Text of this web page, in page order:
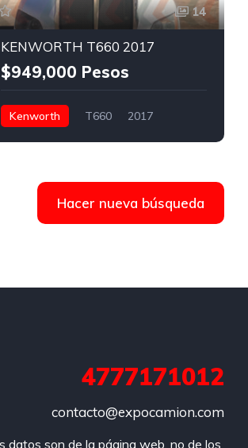
14
KENWORTH T660 2017
$949,000 Pesos
Kenworth T660
2017
C. Ninguno 894, 21383 Mexicali, B.C.,
Hacer nueva búsqueda
4777171012
contacto@expocamion.com
datos son de la página web, no de los